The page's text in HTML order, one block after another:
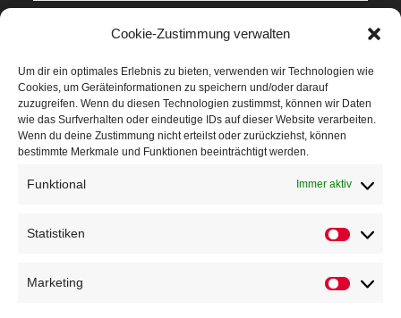
Cookie-Zustimmung verwalten
Um dir ein optimales Erlebnis zu bieten, verwenden wir Technologien wie
Cookies, um Geräteinformationen zu speichern und/oder darauf
zuzugreifen. Wenn du diesen Technologien zustimmst, können wir Daten
wie das Surfverhalten oder eindeutige IDs auf dieser Website verarbeiten.
Wenn du deine Zustimmung nicht erteilst oder zurückziehst, können
bestimmte Merkmale und Funktionen beeinträchtigt werden.
Funktional Immer aktiv
Statistiken
Marketing
Veranstaltungen
Höffner Run
Kindersportfest